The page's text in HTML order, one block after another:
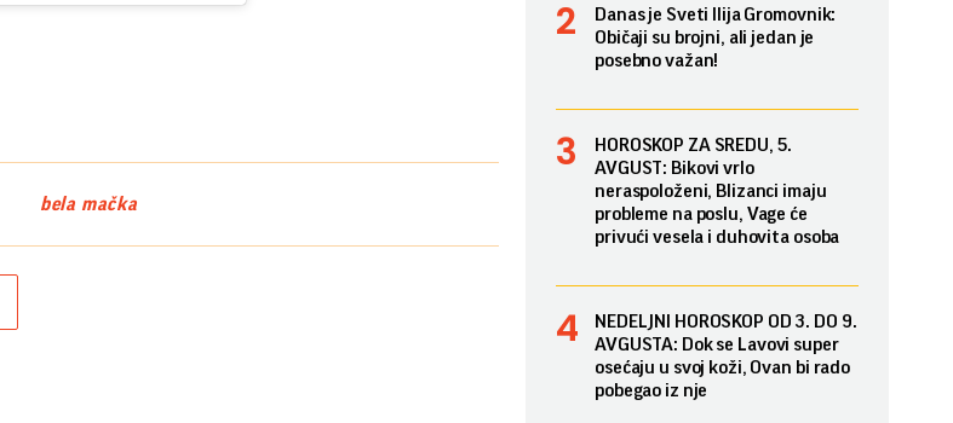
bela mačka
Danas je Sveti Ilija Gromovnik:
Običaji su brojni, ali jedan je
posebno važan!
HOROSKOP ZA SREDU, 5.
AVGUST: Bikovi vrlo
neraspoloženi, Blizanci imaju
probleme na poslu, Vage će
privući vesela i duhovita osoba
NEDELJNI HOROSKOP OD 3. DO 9.
AVGUSTA: Dok se Lavovi super
osećaju u svoj koži, Ovan bi rado
pobegao iz nje